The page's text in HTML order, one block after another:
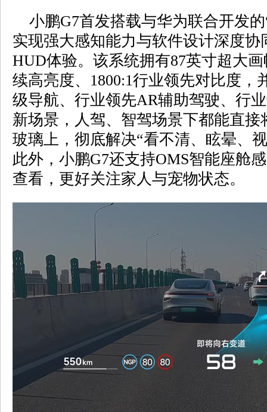
小鹏G7首发搭载与华为联合开发
实现强大感知能力与软件设计深度
HUD体验。该系统拥有87英寸超大
续高亮度、1800:1行业领先对比度，
级导航、行业领先AR辅助驾驶、行
新场景，人驾、智驾场景下都能直接
玻璃上，彻底解决“看不清、眩晕、
此外，小鹏G7还支持OMS智能座舱
查看，更好关注家人与宠物状态。